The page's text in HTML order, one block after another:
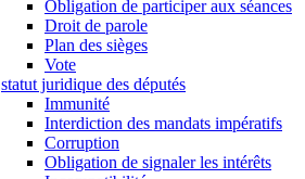
Obligation de participer aux séances
Droit de parole
Plan des sièges
Vote
statut juridique des députés
Immunité
Interdiction des mandats impératifs
Corruption
Obligation de signaler les intérêts